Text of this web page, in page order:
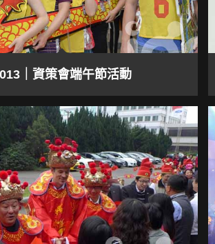
｜資策會端午節活動